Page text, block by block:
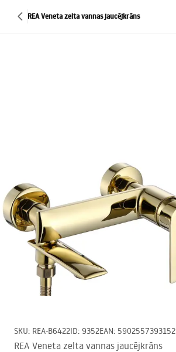
REA Veneta zelta vannas jaucējkrāns
SKU: REA-B6422ID: 9352EAN: 5902557393152
REA Veneta zelta vannas jaucējkrāns